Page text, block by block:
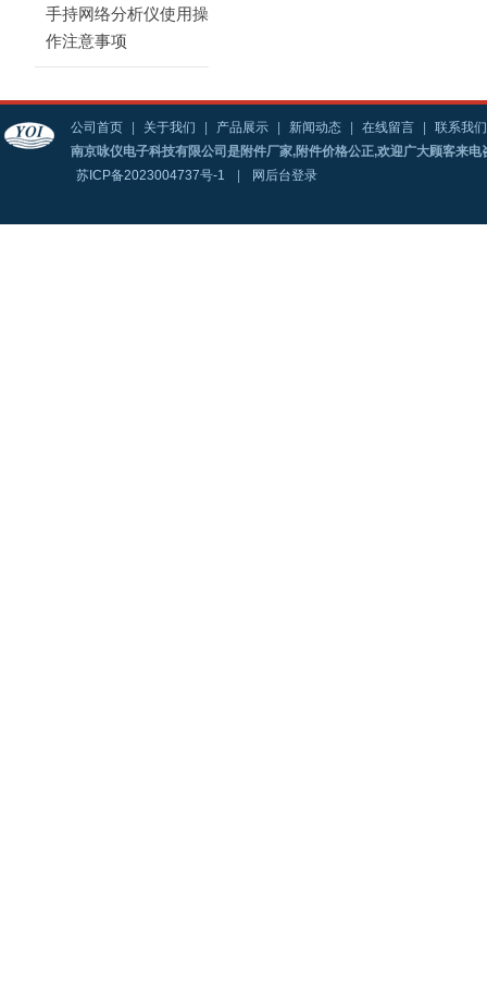
手持网络分析仪使用操
作注意事项
公司首页 关于我们 产品展示 新闻动态 在线留言
联系我们
南京咏仪电子科技有限公司是附件厂家,附件价格公正,欢迎广大顾客来电
苏ICP备2023004737号-1
网后台登录